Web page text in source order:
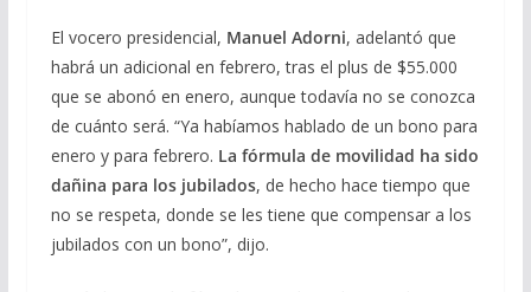
El vocero presidencial, Manuel Adorni, adelantó que
habrá un adicional en febrero, tras el plus de $55.000
que se abonó en enero, aunque todavía no se conozca
de cuánto será. “Ya habíamos hablado de un bono para
enero y para febrero. La fórmula de movilidad ha sido
dañina para los jubilados, de hecho hace tiempo que
no se respeta, donde se les tiene que compensar a los
jubilados con un bono”, dijo.